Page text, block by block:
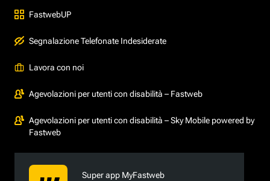
FastwebUP
Segnalazione Telefonate Indesiderate
Lavora con noi
Agevolazioni per utenti con disabilità – Fastweb
Agevolazioni per utenti con disabilità – Sky Mobile powered by
Fastweb
Super app MyFastweb